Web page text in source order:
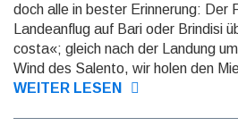
doch alle in bes­ter Erinnerung: Der
Landeanflug auf Bari oder Brindisi
costa«; gleich nach der Lan­dung
Wind des Salento, wir holen den
WEITER LESEN